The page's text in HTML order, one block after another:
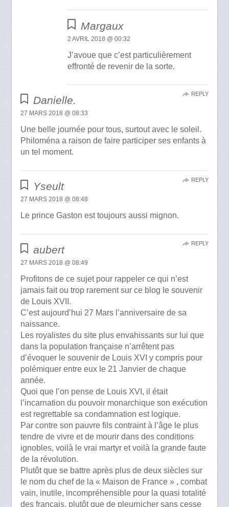
Margaux
2 AVRIL 2018 @ 00:32
J’avoue que c’est particulièrement
effronté de revenir de la sorte.
Danielle.
27 MARS 2018 @ 08:33
Une belle journée pour tous, surtout avec le soleil.
Philoména a raison de faire participer ses enfants à
un tel moment.
REPLY
Yseult
27 MARS 2018 @ 08:48
Le prince Gaston est toujours aussi mignon.
REPLY
aubert
27 MARS 2018 @ 08:49
Profitons de ce sujet pour rappeler ce qui n’est
jamais fait ou trop rarement sur ce blog le souvenir
de Louis XVII.
C’est aujourd’hui 27 Mars l’anniversaire de sa
naissance.
Les royalistes du site plus envahissants sur lui que
dans la population française n’arrêtent pas
d’évoquer le souvenir de Louis XVI y compris pour
polémiquer entre eux le 21 Janvier de chaque
année.
Quoi que l’on pense de Louis XVI, il était
l’incarnation du pouvoir monarchique son exécution
est regrettable sa condamnation est logique.
Par contre son pauvre fils contraint à l’âge le plus
tendre de vivre et de mourir dans des conditions
ignobles, voilà le vrai martyr et voilà la grande faute
de la révolution.
Plutôt que se battre après plus de deux siècles sur
le nom du chef de la « Maison de France » , combat
vain, inutile, incompréhensible pour la quasi totalité
des français, plutôt que de pleurnicher sans cesse
REPLY